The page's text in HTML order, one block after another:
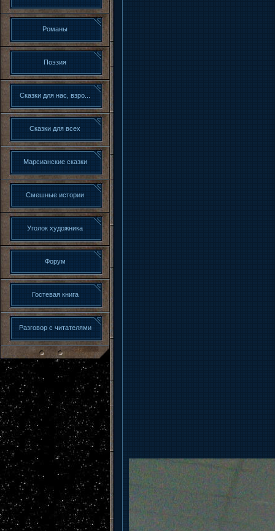
Романы
Поэзия
Сказки для нас, взро...
Сказки для всех
Марсианские сказки
Смешные истории
Уголок художника
Форум
Гостевая книга
Разговор с читателями